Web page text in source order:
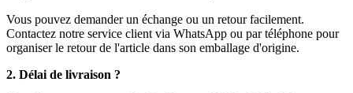
Vous pouvez demander un échange ou un retour facilement.
Contactez notre service client via WhatsApp ou par téléphone pour
organiser le retour de l'article dans son emballage d'origine.
2. Délai de livraison ?